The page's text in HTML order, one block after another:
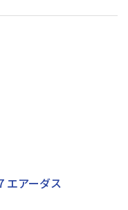
エアーダス